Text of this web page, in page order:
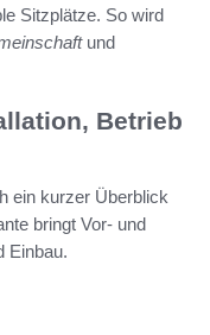
Sitzplätze. So wird
und
Betrieb
ein kurzer Überblick
bringt Vor- und
Einbau.